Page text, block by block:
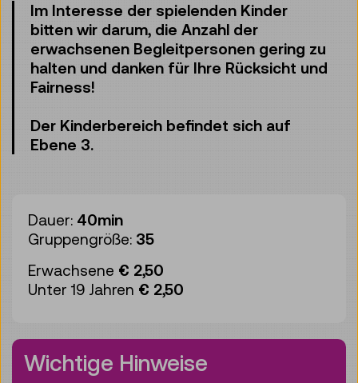
Im Interesse der spielenden Kinder
bitten wir darum, die Anzahl der
erwachsenen Begleitpersonen gering zu
halten und danken für Ihre Rücksicht und
Fairness!
Der Kinderbereich befindet sich auf
Ebene 3.
Dauer: 40min
Gruppengröße: 35
Erwachsene € 2,50
Unter 19 Jahren € 2,50
Wichtige Hinweise